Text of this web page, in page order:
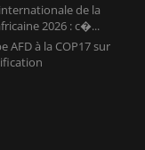
de la
2026 : c�...
AFD à la COP17 sur